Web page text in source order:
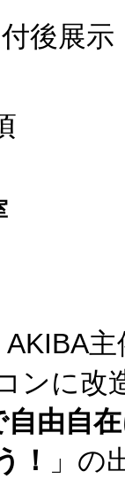
後展示
ンに改
自由自
！
」の